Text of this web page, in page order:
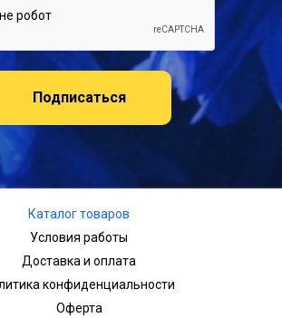
Подписаться
Каталог товаров
Условия работы
Доставка и оплата
конфиденциальности
Оферта